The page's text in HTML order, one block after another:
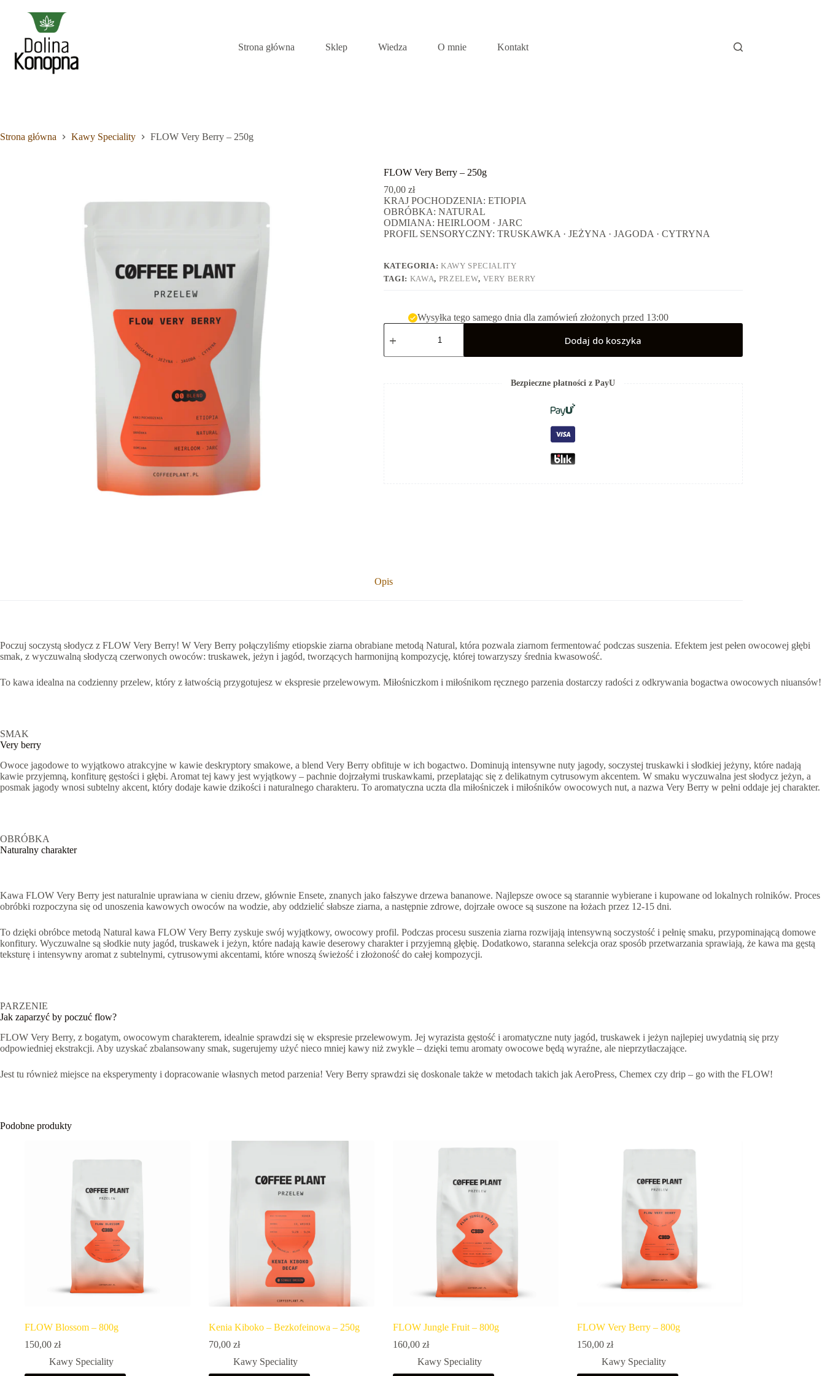
Brak
Strona główna Sklep Wiedza O mnie Kontakt
Strona główna Kawy Speciality FLOW Very Berry – 250g
FLOW Very Berry – 250g
70,00 zł
KRAJ POCHODZENIA: ETIOPIA
OBRÓBKA: NATURAL
ODMIANA: HEIRLOOM · JARC
PROFIL SENSORYCZNY: TRUSKAWKA · JEŻYNA · JAGODA · CYTRYNA
KATEGORIA: KAWY SPECIALITY
TAGI: KAWA, PRZELEW, VERY BERRY
Wysyłka tego samego dnia dla zamówień złożonych przed 13:00
ilość
FLOW
Berry
Dodaj do koszyka
Bezpieczne płatności z PayU
Opis
Poczuj soczystą słodycz z FLOW Very Berry! W Very Berry połączyliśmy etiopskie ziarna obrabiane metodą Natural, która pozwala ziarnom fermentować podczas suszenia. Efektem jest pełen owocowej głębi
smak, z wyczuwalną słodyczą czerwonych owoców: truskawek, jeżyn i jagód, tworzących harmonijną kompozycję, której towarzyszy średnia kwasowość.
To kawa idealna na codzienny przelew, który z łatwością przygotujesz w ekspresie przelewowym. Miłośniczkom i miłośnikom ręcznego parzenia dostarczy radości z odkrywania bogactwa owocowych niuansów!
SMAK
Very berry
Owoce jagodowe to wyjątkowo atrakcyjne w kawie deskryptory smakowe, a blend Very Berry obfituje w ich bogactwo. Dominują intensywne nuty jagody, soczystej truskawki i słodkiej jeżyny, które nadają
kawie przyjemną, konfiturę gęstości i głębi. Aromat tej kawy jest wyjątkowy – pachnie dojrzałymi truskawkami, przeplatając się z delikatnym cytrusowym akcentem. W smaku wyczuwalna jest słodycz jeżyn, a
posmak jagody wnosi subtelny akcent, który dodaje kawie dzikości i naturalnego charakteru. To aromatyczna uczta dla miłośniczek i miłośników owocowych nut, a nazwa Very Berry w pełni oddaje jej charakter.
OBRÓBKA
Naturalny charakter
Kawa FLOW Very Berry jest naturalnie uprawiana w cieniu drzew, głównie Ensete, znanych jako fałszywe drzewa bananowe. Najlepsze owoce są starannie wybierane i kupowane od lokalnych rolników. Proces
obróbki rozpoczyna się od unoszenia kawowych owoców na wodzie, aby oddzielić słabsze ziarna, a następnie zdrowe, dojrzałe owoce są suszone na łożach przez 12-15 dni.
To dzięki obróbce metodą Natural kawa FLOW Very Berry zyskuje swój wyjątkowy, owocowy profil. Podczas procesu suszenia ziarna rozwijają intensywną soczystość i pełnię smaku, przypominającą domowe
konfitury. Wyczuwalne są słodkie nuty jagód, truskawek i jeżyn, które nadają kawie deserowy charakter i przyjemną głębię. Dodatkowo, staranna selekcja oraz sposób przetwarzania sprawiają, że kawa ma gęstą
teksturę i intensywny aromat z subtelnymi, cytrusowymi akcentami, które wnoszą świeżość i złożoność do całej kompozycji.
PARZENIE
Jak zaparzyć by poczuć flow?
FLOW Very Berry, z bogatym, owocowym charakterem, idealnie sprawdzi się w ekspresie przelewowym. Jej wyrazista gęstość i aromatyczne nuty jagód, truskawek i jeżyn najlepiej uwydatnią się przy
odpowiedniej ekstrakcji. Aby uzyskać zbalansowany smak, sugerujemy użyć nieco mniej kawy niż zwykle – dzięki temu aromaty owocowe będą wyraźne, ale nieprzytłaczające.
Jest tu również miejsce na eksperymenty i dopracowanie własnych metod parzenia! Very Berry sprawdzi się doskonale także w metodach takich jak AeroPress, Chemex czy drip – go with the FLOW!
Podobne produkty
FLOW Blossom – 800g
150,00 zł
Kawy Speciality
Kenia Kiboko – Bezkofeinowa – 250g
70,00 zł
Kawy Speciality
FLOW Jungle Fruit – 800g
160,00 zł
Kawy Speciality
FLOW Very Berry – 800g
150,00 zł
Kawy Speciality